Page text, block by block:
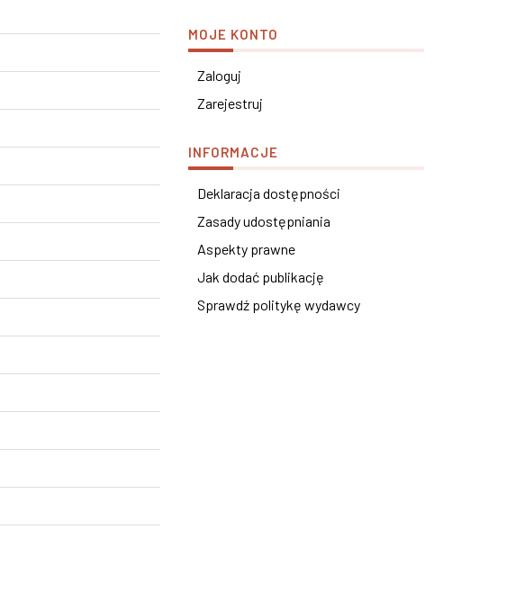
MOJE KONTO
Zaloguj
Zarejestruj
INFORMACJE
Deklaracja dostępności
Zasady udostępniania
Aspekty prawne
Jak dodać publikację
Sprawdź politykę wydawcy